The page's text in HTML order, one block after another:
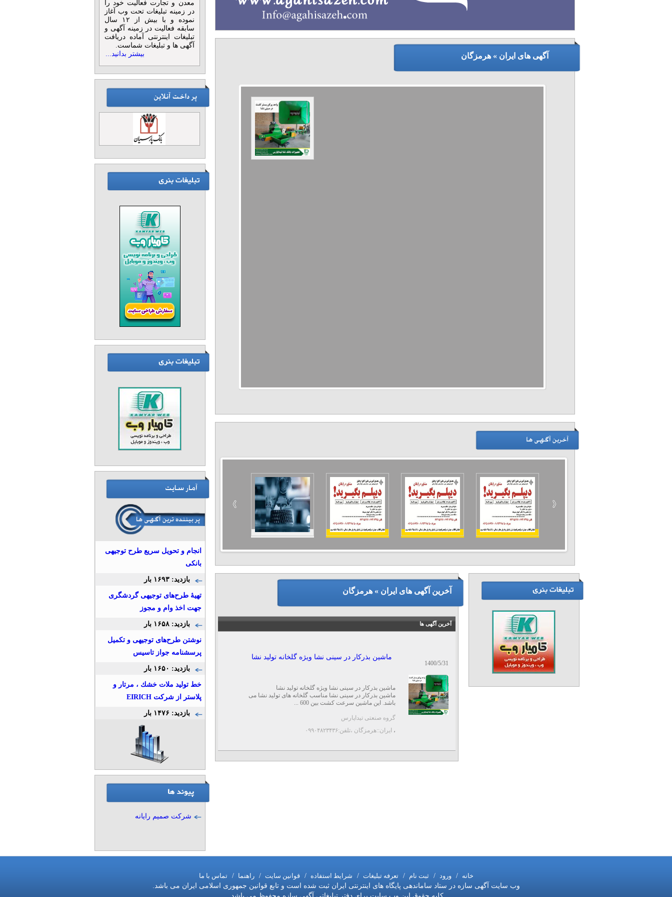
آگهی های ایران » هرمزگان
آخرین آگهی های ایران » هرمزگان
آخرین آگهی ها
1400/5/31
ماشین بذرکار در سینی نشا ویژه گلخانه تولید نشا
ماشین بذرکار در سینی نشا ویژه گلخانه تولید نشا
ماشین بذرکار در سینی نشا مناسب گلخانه های تولید نشا می
باشد. این ماشین سرعت کشت بین 600 ...
گروه صنعتی تیداپارس
، ایران::هرمزگان ،تلفن:۰۹۹۰۴۸۲۳۴۳۶
معدن و تجارت فعالیت خود را
در زمینه تبلیغات تحت وب آغاز
نموده و با بیش از ۱۲ سال
سابقه فعالیت در زمینه آگهی و
تبلیغات اینترنتی آماده دریافت
آگهی ها و تبلیغات شماست.
بیشتر بدانید...
انجام و تحویل سریع طرح توجیهی
بانکی
بازدید: ۱۶۹۳ بار
تهیۀ طرح‌های توجیهی گردشگری
جهت اخذ وام و مجوز
بازدید: ۱۶۵۸ بار
نوشتن طرح‌های توجیهی و تکمیل
پرسشنامه‌ جواز تاسیس
بازدید: ۱۶۵۰ بار
خط توليد ملات خشك ، مرتار و
پلاستر از شركت EIRICH
بازدید: ۱۴۷۶ بار
شرکت صمیم رایانه
خانه / ورود / ثبت نام / تعرفه تبلیغات / شرایط استفاده / قوانین سایت / راهنما /
تماس با ما
وب سایت آگهی سازه در ستاد ساماندهی پایگاه های اینترنتی ایران ثبت شده است و تابع قوانین جمهوری اسلامی ایران می باشد.